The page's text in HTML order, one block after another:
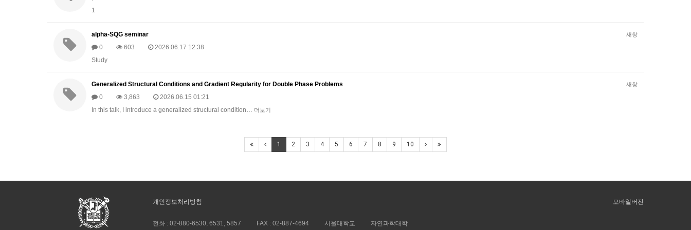
1
새창
alpha-SQG seminar
0
603
2026.06.17 12:38
Study
새창
Generalized Structural Conditions and Gradient Regularity for Double Phase Problems
0
3,863
2026.06.15 01:21
In this talk, I introduce a generalized structural condition… 더보기
1 2 3 4 5 6 7 8 9 10
개인정보처리방침 모바일버전
전화 :02-880-6530, 6531, 5857 FAX :02-887-4694 서울대학교 자연과학대학